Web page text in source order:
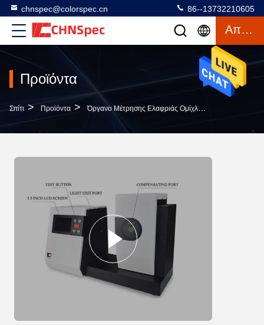
chnspec@colorspec.cn 86--13732210605
Απόσπασμα
Προϊόντα
Σπίτι > Προϊόντα > Όργανο Μέτρησης Ελαφριάς Ομίχλης